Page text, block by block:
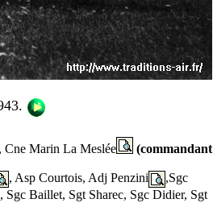
Cne Marin La Meslée
(commandant
, Asp Courtois, Adj Penzini
,Sgc
Sgc Baillet, Sgt Sharec, Sgc Didier, Sgt